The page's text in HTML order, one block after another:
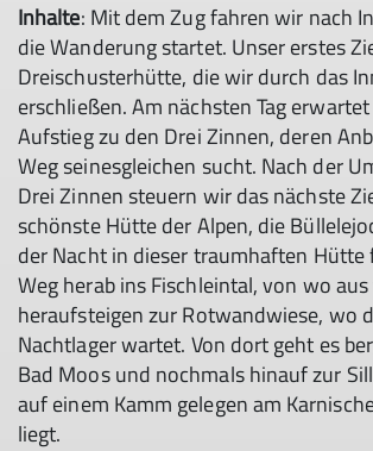
Inhalte: Mit dem Zug fahren wir nach
die Wanderung startet. Unser erstes
Dreischusterhütte, die wir durch das
erschließen. Am nächsten Tag
Aufstieg zu den Drei Zinnen, deren
Weg seinesgleichen sucht. Nach der
Drei Zinnen steuern wir das nächste
schönste Hütte der Alpen, die
der Nacht in dieser traumhaften
Weg herab ins Fischleintal, von wo
heraufsteigen zur Rotwandwiese, wo
Nachtlager wartet. Von dort geht es
Bad Moos und nochmals hinauf zur
auf einem Kamm gelegen am
liegt.